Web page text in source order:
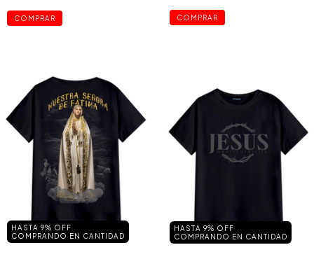
COMPRAR COMPRAR
HASTA 9% OFF
COMPRANDO EN CANTIDAD
HASTA 9% OFF
COMPRANDO EN CANTIDAD